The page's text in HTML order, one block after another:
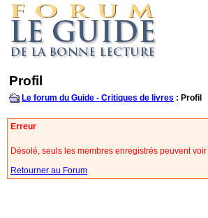
Profil
Le forum du Guide - Critiques de livres : Profil
Erreur
Désolé, seuls les membres enregistrés peuvent
Retourner au Forum